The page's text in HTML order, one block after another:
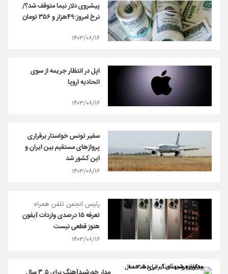
پیشروی دلار نیما متوقف شد؟/
نرخ امروز:۴۹هزار و ۳۵۶ تومان
۱۴۰۳/۰۸/۱۶
اپل در انتظار جریمه از سوی
اتحادیه اروپا
۱۴۰۳/۰۸/۱۶
سفیر تونس خواستار برقراری
پروازهای مستقیم بین ایران و
این کشور شد
۱۴۰۳/۰۸/۱۶
رئیس انجمن تلفن همراه:
تعرفه ۱۵ درصدی واردات آیفون
هنوز قطعی نیست
۱۴۰۳/۰۸/۱۶